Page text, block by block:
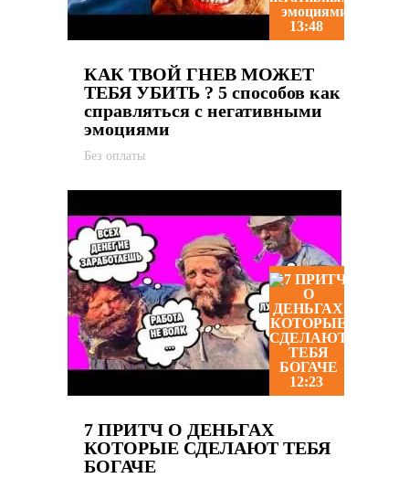
13:48
КАК ТВОЙ ГНЕВ МОЖЕТ
ТЕБЯ УБИТЬ ? 5 способов как
справляться с негативными
эмоциями
Без оплаты
12:23
7 ПРИТЧ О ДЕНЬГАХ
КОТОРЫЕ СДЕЛАЮТ ТЕБЯ
БОГАЧЕ